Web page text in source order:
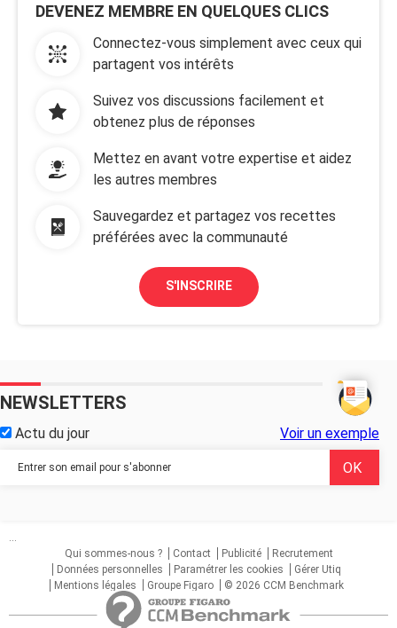
DEVENEZ MEMBRE EN QUELQUES CLICS
Connectez-vous simplement avec ceux qui
partagent vos intérêts
Suivez vos discussions facilement et
obtenez plus de réponses
Mettez en avant votre expertise et aidez
les autres membres
Sauvegardez et partagez vos recettes
préférées avec la communauté
S'INSCRIRE
NEWSLETTERS
Actu du jour Voir un exemple
...
Qui sommes-nous ?
Contact Publicité
Recrutement
Données personnelles
Paramétrer les cookies
Gérer Utiq
Mentions légales
Groupe Figaro © 2026 CCM Benchmark